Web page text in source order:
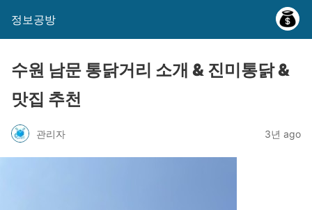
정보공방
수원 남문 통닭거리 소개 & 진미통닭 &
맛집 추천
관리자 3년 ago